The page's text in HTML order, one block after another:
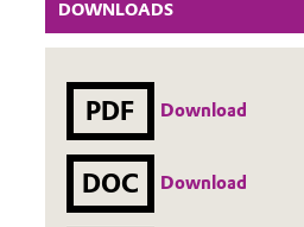
DOWNLOADS
PDF Download
DOC Download